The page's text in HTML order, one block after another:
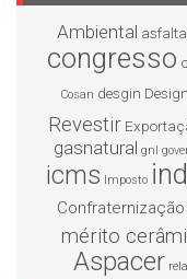
Ambiental
congresso
Cosan desgin Design
Revestir
gasnatural gnl
icms Imposto
Confraternização
mérito
Aspacer